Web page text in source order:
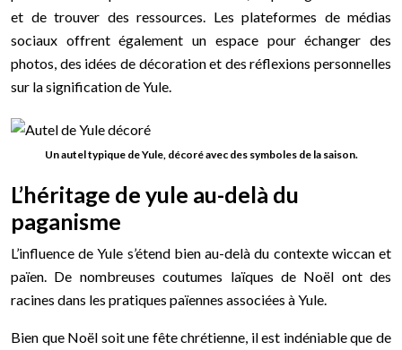
et de trouver des ressources. Les plateformes de médias
sociaux offrent également un espace pour échanger des
photos, des idées de décoration et des réflexions personnelles
sur la signification de Yule.
Un autel typique de Yule, décoré avec des symboles de la saison.
L’héritage de yule au-delà du
paganisme
L’influence de Yule s’étend bien au-delà du contexte wiccan et
païen. De nombreuses coutumes laïques de Noël ont des
racines dans les pratiques païennes associées à Yule.
Bien que Noël soit une fête chrétienne, il est indéniable que de